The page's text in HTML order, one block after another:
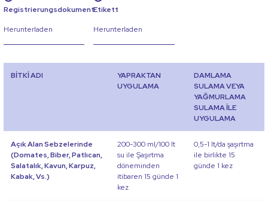
Registrierungsdokument
Herunterladen
Etikett
Herunterladen
BİTKİ ADI
YAPRAKTAN
UYGULAMA
DAMLAMA
SULAMA VEYA
YAĞMURLAMA
SULAMA İLE
UYGULAMA
Açık Alan Sebzelerinde
(Domates, Biber, Patlıcan,
Salatalık, Kavun, Karpuz,
Kabak, Vs.)
200-300 ml/100 lt
su ile Şaşırtma
döneminden
itibaren 15 günde 1
kez
0,5-1 lt/da şaşırtma
ile birlikte 15
günde 1 kez